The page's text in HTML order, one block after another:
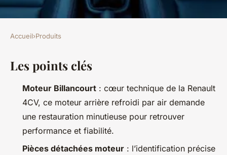
Moteur 4 cv Renault :
caractéristiques et entretien à
connaître
11 min de lecture
Accueil›Produits
Les points clés
Moteur Billancourt : cœur technique de la Renault
4CV, ce moteur arrière refroidi par air demande
une restauration minutieuse pour retrouver
performance et fiabilité.
Pièces détachées moteur : l’identification précise